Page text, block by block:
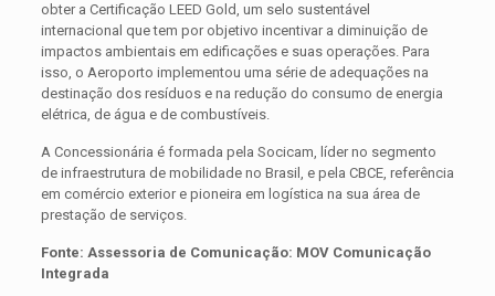
obter a Certificação LEED Gold, um selo sustentável
internacional que tem por objetivo incentivar a diminuição de
impactos ambientais em edificações e suas operações. Para
isso, o Aeroporto implementou uma série de adequações na
destinação dos resíduos e na redução do consumo de energia
elétrica, de água e de combustíveis.
A Concessionária é formada pela Socicam, líder no segmento
de infraestrutura de mobilidade no Brasil, e pela CBCE, referência
em comércio exterior e pioneira em logística na sua área de
prestação de serviços.
Fonte: Assessoria de Comunicação: MOV Comunicação
Integrada